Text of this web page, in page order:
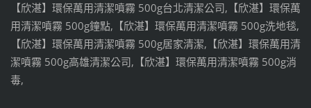
【欣湛】環保萬用清潔噴霧 500g台北清潔公司,【欣湛】環保萬
用清潔噴霧 500g鐘點,【欣湛】環保萬用清潔噴霧 500g洗地毯,
【欣湛】環保萬用清潔噴霧 500g居家清潔,【欣湛】環保萬用清
潔噴霧 500g高雄清潔公司,【欣湛】環保萬用清潔噴霧 500g消
毒,